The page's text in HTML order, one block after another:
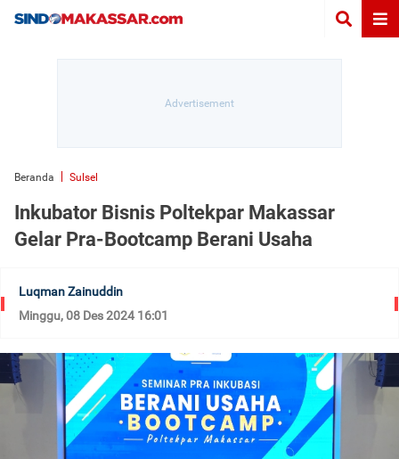
Beranda Sulsel
Inkubator Bisnis Poltekpar Makassar
Gelar Pra-Bootcamp Berani Usaha
Luqman Zainuddin
Minggu, 08 Des 2024 16:01